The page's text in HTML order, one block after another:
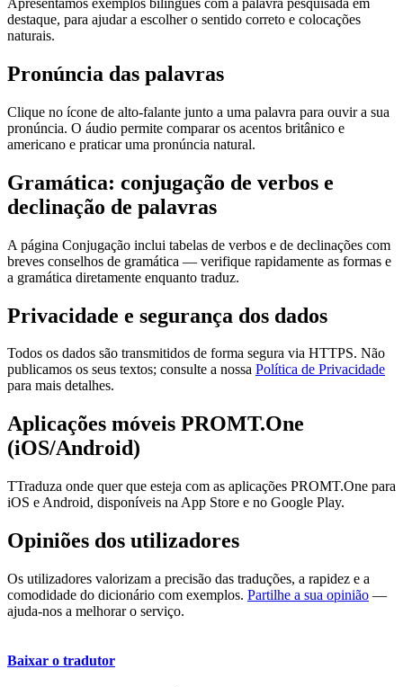
Apresentamos exemplos bilingues com a palavra pesquisada em
destaque, para ajudar a escolher o sentido correto e colocações
naturais.
Pronúncia das palavras
Clique no ícone de alto-falante junto a uma palavra para ouvir a sua
pronúncia. O áudio permite comparar os acentos britânico e
americano e praticar uma pronúncia natural.
Gramática: conjugação de verbos e
declinação de palavras
A página Conjugação inclui tabelas de verbos e de declinações com
breves conselhos de gramática — verifique rapidamente as formas e
a gramática diretamente enquanto traduz.
Privacidade e segurança dos dados
Todos os dados são transmitidos de forma segura via HTTPS. Não
publicamos os seus textos; consulte a nossa Política de Privacidade
para mais detalhes.
Aplicações móveis PROMT.One
(iOS/Android)
TTraduza onde quer que esteja com as aplicações PROMT.One para
iOS e Android, disponíveis na App Store e no Google Play.
Opiniões dos utilizadores
Os utilizadores valorizam a precisão das traduções, a rapidez e a
comodidade do dicionário com exemplos. Partilhe a sua opinião —
ajuda-nos a melhorar o serviço.
Baixar o tradutor